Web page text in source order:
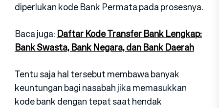
diperlukan kode Bank Permata pada prosesnya.
Baca juga: Daftar Kode Transfer Bank Lengkap:
Bank Swasta, Bank Negara, dan Bank Daerah
Tentu saja hal tersebut membawa banyak
keuntungan bagi nasabah jika memasukkan
kode bank dengan tepat saat hendak